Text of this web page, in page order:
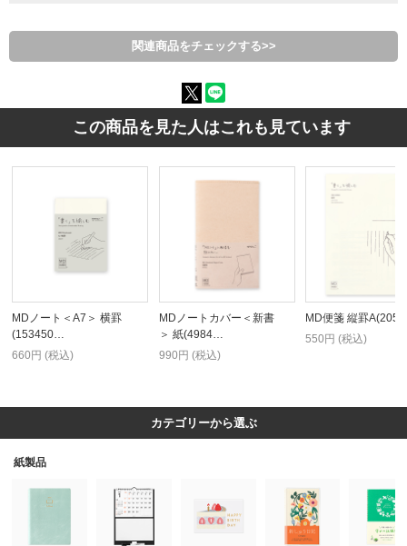
関連商品をチェックする>>
この商品を見た人はこれも見ています
MDノート＜A7＞ 横罫
(153450…
660円 (税込)
MDノートカバー＜新書
＞ 紙(4984…
990円 (税込)
MD便箋 縦罫
550円 (税込)
カテゴリーから選ぶ
紙製品